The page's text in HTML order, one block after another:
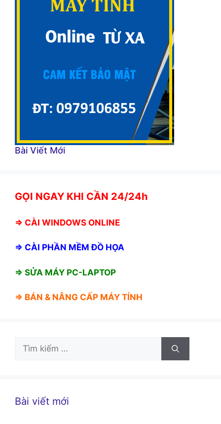
Bài Viết Mới
GỌI NGAY KHI CẦN 24/24h
⇒ CÀI WINDOWS ONLINE
⇒ CÀI PHẦN MỀM ĐỒ HỌA
⇒ SỬA MÁY PC-LAPTOP
⇒ BÁN & NÂNG CẤP MÁY TÍNH
Tìm
Bài viết mới